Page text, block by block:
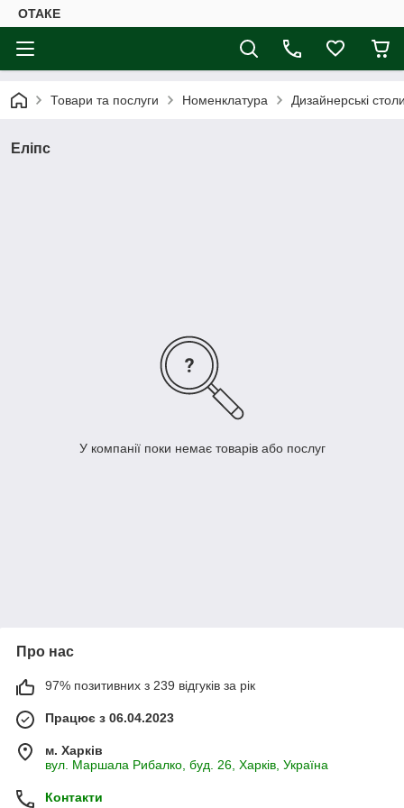
ОТАКЕ
Товари та послуги Номенклатура Дизайнерські
Еліпс
У компанії поки немає товарів або послуг
Про нас
97% позитивних з 239 відгуків за рік
Працює з 06.04.2023
м. Харків
вул. Маршала Рибалко, буд. 26, Харків, Україна
Контакти